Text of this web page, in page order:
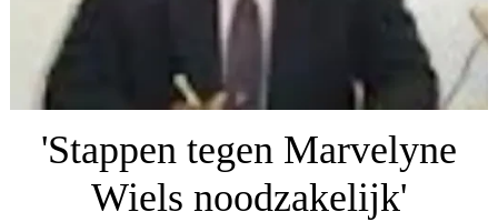
'Stappen tegen Marvelyne
Wiels noodzakelijk'